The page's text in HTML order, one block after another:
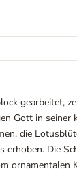
gearbeitet,
Gott in seiner
die
erhoben. Die
ornamentalen